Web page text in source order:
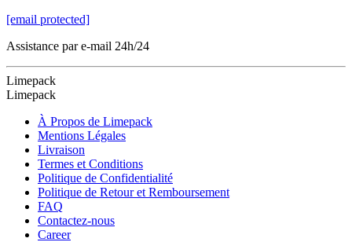
[email protected]
Assistance par e-mail 24h/24
Limepack
Limepack
À Propos de Limepack
Mentions Légales
Livraison
Termes et Conditions
Politique de Confidentialité
Politique de Retour et Remboursement
FAQ
Contactez-nous
Career